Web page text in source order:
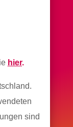
hier.
sind